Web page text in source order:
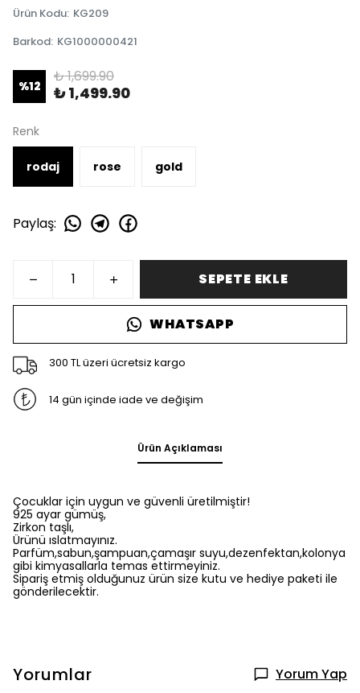
Ürün Kodu: KG209
Barkod: KG1000000421
%12
₺ 1,699.90
₺ 1,499.90
Renk
rodaj rose gold
Paylaş:
SEPETE EKLE
WHATSAPP
300 TL üzeri ücretsiz kargo
14 gün içinde iade ve değişim
Ürün Açıklaması
Çocuklar için uygun ve güvenli üretilmiştir!
925 ayar gümüş,
Zirkon taşlı,
Ürünü ıslatmayınız.
Parfüm,sabun,şampuan,çamaşır suyu,dezenfektan,kolonya
gibi kimyasallarla temas ettirmeyiniz.
Sipariş etmiş olduğunuz ürün size kutu ve hediye paketi ile
gönderilecektir.
Yorumlar Yorum Yap